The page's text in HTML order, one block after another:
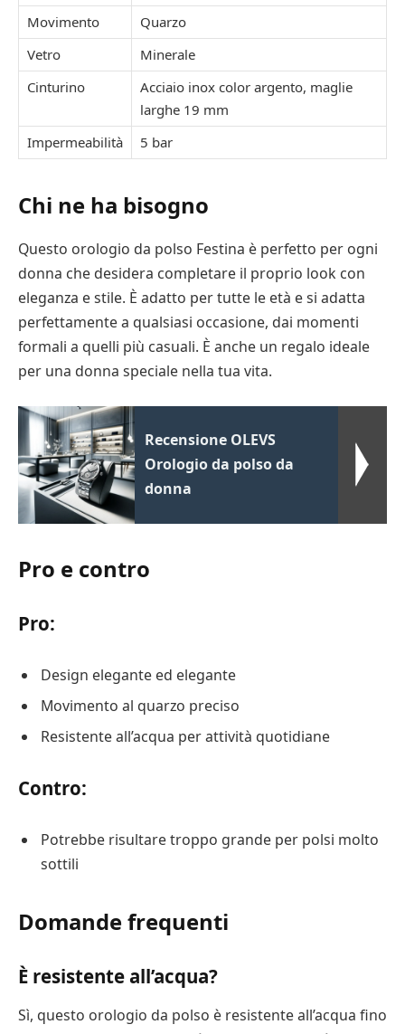
Movimento
Quarzo
Vetro
Minerale
Cinturino
Acciaio inox color argento, maglie
larghe 19 mm
Impermeabilità
5 bar
Chi ne ha bisogno
Questo orologio da polso Festina è perfetto per ogni
donna che desidera completare il proprio look con
eleganza e stile. È adatto per tutte le età e si adatta
perfettamente a qualsiasi occasione, dai momenti
formali a quelli più casuali. È anche un regalo ideale
per una donna speciale nella tua vita.
Recensione OLEVS
Orologio da polso da
donna
Pro e contro
Pro:
Design elegante ed elegante
Movimento al quarzo preciso
Resistente all’acqua per attività quotidiane
Contro:
Potrebbe risultare troppo grande per polsi molto
sottili
Domande frequenti
È resistente all’acqua?
Sì, questo orologio da polso è resistente all’acqua fino